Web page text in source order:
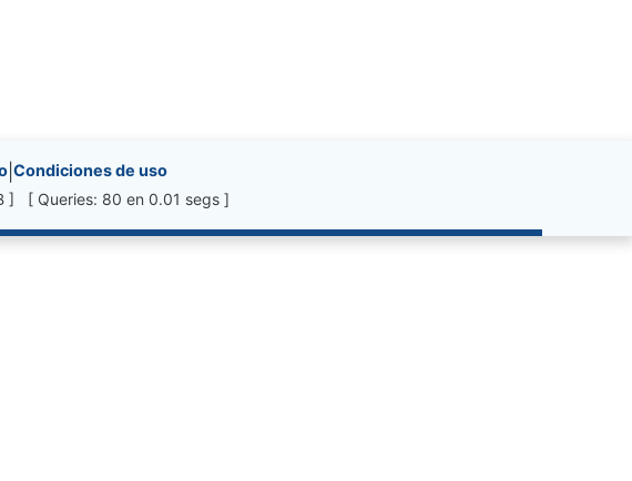
Condiciones de uso
] [ Queries: 80 en 0.01 segs ]